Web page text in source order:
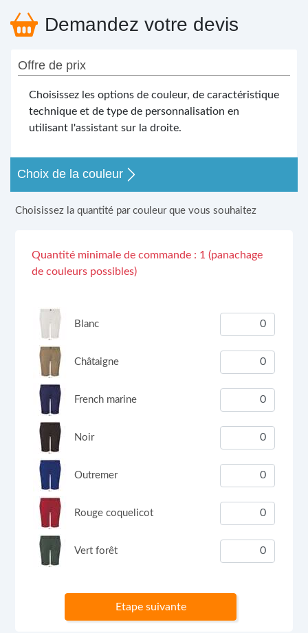
Demandez votre devis
Offre de prix
Choisissez les options de couleur, de caractéristique
technique et de type de personnalisation en
utilisant l'assistant sur la droite.
Choix de la couleur
Choisissez la quantité par couleur que vous souhaitez
Quantité minimale de commande : 1 (panachage
de couleurs possibles)
Blanc
Châtaigne
French marine
Noir
Outremer
Rouge coquelicot
Vert forêt
Etape suivante